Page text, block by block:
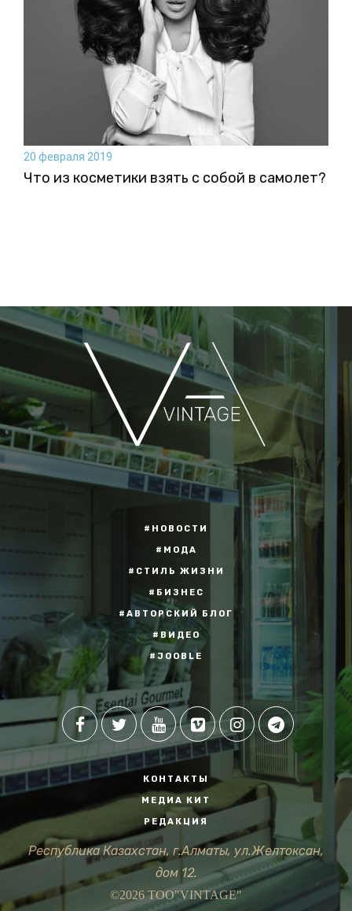
20 февраля 2019
Что из косметики взять с собой в самолет?
#НОВОСТИ
#МОДА
#СТИЛЬ ЖИЗНИ
#БИЗНЕС
#АВТОРСКИЙ БЛОГ
#ВИДЕО
#JOOBLE
КОНТАКТЫ
МЕДИА КИТ
РЕДАКЦИЯ
Республика Казахстан, г.Алматы, ул.Желтоксан,
дом 12.
©2026 ТОО"VINTAGE"